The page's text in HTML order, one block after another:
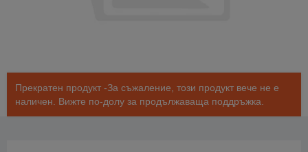
Прекратен продукт -За съжаление, този продукт вече не е
наличен. Вижте по-долу за продължаваща поддръжка.